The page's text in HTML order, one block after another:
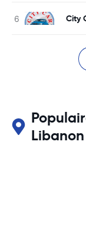
City
Libanon